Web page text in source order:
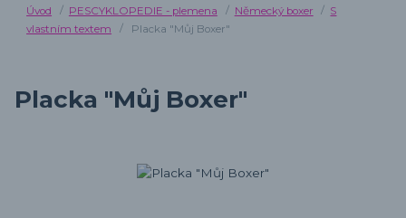
Úvod PESCYKLOPEDIE - plemena Německý boxer
S
vlastním textem
Placka "Můj Boxer"
Placka "Můj Boxer"